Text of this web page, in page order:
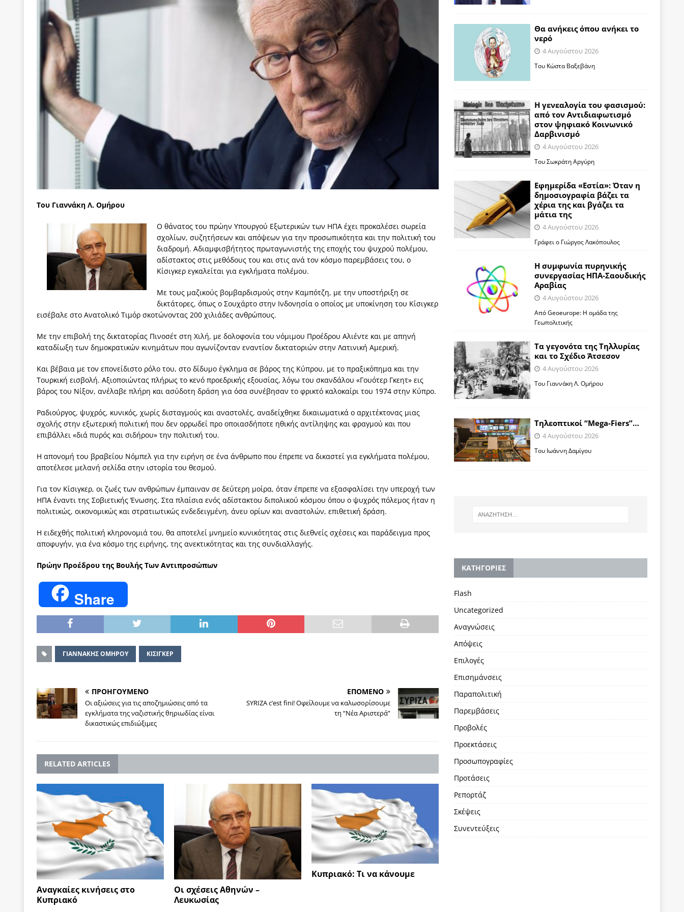
[ 22 Μαΐου 2020 ] Μακάριος Λαζαρίδης: Έργο!
ΠΡΟΣΩΠΟΓΡΑΦΙΕΣ
Κυριάκος Μητσοτάκης: Αναλγησίες
ΠΡΟΒΟΛΕΣ
ΑΝΑΓΝΩΣΕΙΣ
Η γενεαλογία του φασισμού: από τον Αντιδιαφωτισμό στον ψηφιακό Κοινωνικό Δαρβινισμό
[ 4 Αυγούστου 2026 ]
Εφημερίδα «Εστία»: Όταν η δημοσιογραφία βάζει τα χέρια της και βγάζει τα μάτια της
[ 4 Αυγούστου 2026 ]
Η συμφωνία πυρηνικής συνεργασίας ΗΠΑ-Σαουδικής Αραβίας
ΑΠΟΨΕΙΣ
[ 4 Αυγούστου 2026 ]
Τα γεγονότα της Τηλλυρίας και το Σχέδιο Άτσεσον
ΑΠΟΨΕΙΣ
[ 4 Αυγούστου 2026 ]
Tηλεοπτικοί “Mega-Fiers”…
ΑΠΟΨΕΙΣ
[ 4 Αυγούστου 2026 ]
Κώστας Τσουκαλάς: Αντιπολίτευση
[ 4 Αυγούστου 2026 ]
Ο Ιωάννης Μεταξάς και η 4η Αυγούστου: Πώς ένας αποτυχημένος κοινοβουλευτικός έγινε
δικτάτορας
ΕΠΙΛΟΓΕΣ
[ 3 Αυγούστου 2026 ]
ΠΑΣΟΚ ή ΕΛ.ΑΣ.; Γιατί η μάχη της δεύτερης θέσης είναι (πολύ) ανοιχτή ακόμη. Προς αναμέτρηση
των δύο κομμάτων και όχι Ανδρουλάκη -Τσίπρα.
ΑΠΟΨΕΙΣ
[ 3 Αυγούστου 2026 ]
Η τραγωδία της δημοκρατικής παράταξης: Ο λαός θέλει, αλλά τα κόμματα της αντιπολίτευσης δεν
μπορούν να φέρουν την αλλαγή
ΠΡΟΕΚΤΑΣΕΙΣ
Γιατί λιγοστεύουν «τα χρόνια της αθωότητας;» Το «αίνιγμα»και η «λύση» του μέσα από τον
[ 3 Αυγούστου 2026 ] Το Νομικό DNA του Υπερταμείου και οι Ρήτρες του ESM
ΑΠΟΨΕΙΣ
Του Γιαννάκη Λ. Ομήρου
Ο θάνατος του πρώην Υπουργού Εξωτερικών των ΗΠΑ έχει προκαλέσει σωρεία
σχολίων, συζητήσεων και απόψεων για την προσωπικότητα και την πολιτική του
διαδρομή. Αδιαμφισβήτητος πρωταγωνιστής της εποχής του ψυχρού πολέμου,
αδίστακτος στις μεθόδους του και στις ανά τον κόσμο παρεμβάσεις του, ο
Κίσιγκερ εγκαλείται για εγκλήματα πολέμου.
Με τους μαζικούς βομβαρδισμούς στην Καμπότζη, με την υποστήριξη σε
δικτάτορες, όπως ο Σουχάρτο στην Ινδονησία ο οποίος με υποκίνηση του Κίσιγκερ
εισέβαλε στο Ανατολικό Τιμόρ σκοτώνοντας 200 χιλιάδες ανθρώπους.
Με την επιβολή της δικτατορίας Πινοσέτ στη Χιλή, με δολοφονία του νόμιμου Προέδρου Αλιέντε και με απηνή
καταδίωξη των δημοκρατικών κινημάτων που αγωνίζονταν εναντίον δικτατοριών στην Λατινική Αμερική.
Και βέβαια με τον επονείδιστο ρόλο του, στο δίδυμο έγκλημα σε βάρος της Κύπρου, με το πραξικόπημα και την
Τουρκική εισβολή. Αξιοποιώντας πλήρως το κενό προεδρικής εξουσίας, λόγω του σκανδάλου «Γουότερ Γκεητ» εις
βάρος του Νίξον, ανέλαβε πλήρη και ασύδοτη δράση για όσα συνέβησαν το φρικτό καλοκαίρι του 1974 στην Κύπρο.
Ραδιούργος, ψυχρός, κυνικός, χωρίς δισταγμούς και αναστολές, αναδείχθηκε δικαιωματικά ο αρχιτέκτονας μιας
σχολής στην εξωτερική πολιτική που δεν ορρωδεί προ οποιασδήποτε ηθικής αντίληψης και φραγμού και που
επιβάλλει «διά πυρός και σιδήρου» την πολιτική του.
Η απονομή του βραβείου Νόμπελ για την ειρήνη σε ένα άνθρωπο που έπρεπε να δικαστεί για εγκλήματα πολέμου,
αποτέλεσε μελανή σελίδα στην ιστορία του θεσμού.
Για τον Κίσιγκερ, οι ζωές των ανθρώπων έμπαιναν σε δεύτερη μοίρα, όταν έπρεπε να εξασφαλίσει την υπεροχή των
ΗΠΑ έναντι της Σοβιετικής Ένωσης. Στα πλαίσια ενός αδίστακτου διπολικού κόσμου όπου ο ψυχρός πόλεμος ήταν η
πολιτικώς, οικονομικώς και στρατιωτικώς ενδεδειγμένη, άνευ ορίων και αναστολών, επιθετική δράση.
Η ειδεχθής πολιτική κληρονομιά του, θα αποτελεί μνημείο κυνικότητας στις διεθνείς σχέσεις και παράδειγμα προς
αποφυγήν, για ένα κόσμο της ειρήνης, της ανεκτικότητας και της συνδιαλλαγής.
Πρώην Προέδρου της Βουλής Των Αντιπροσώπων
Share
ΓΙΑΝΝΑΚΗΣ ΟΜΗΡΟΥ ΚΙΣΙΓΚΕΡ
ΠΡΟΗΓΟΥΜΕΝΟ
Οι αξιώσεις για τις αποζημιώσεις από τα
εγκλήματα της ναζιστικής θηριωδίας είναι
δικαστικώς επιδιώξιμες
ΕΠΟΜΕΝΟ
SYRIZA c’est fini! Οφείλουμε να καλωσορίσουμε
τη “Νέα Αριστερά”
RELATED ARTICLES
Αναγκαίες κινήσεις στο
Κυπριακό
Οι σχέσεις Αθηνών –
Λευκωσίας
Κυπριακό: Τι να κάνουμε
Θα ανήκεις όπου ανήκει το
νερό
4 Αυγούστου 2026
Του Κώστα Βαξεβάνη
Η γενεαλογία του φασισμού:
από τον Αντιδιαφωτισμό
στον ψηφιακό Κοινωνικό
Δαρβινισμό
4 Αυγούστου 2026
Του Σωκράτη Αργύρη
Εφημερίδα «Εστία»: Όταν η
δημοσιογραφία βάζει τα
χέρια της και βγάζει τα
μάτια της
4 Αυγούστου 2026
Γράφει ο Γιώργος Λακόπουλος
Η συμφωνία πυρηνικής
συνεργασίας ΗΠΑ-Σαουδικής
Αραβίας
4 Αυγούστου 2026
Από Geoeurope: H ομάδα της
Γεωπολιτικής
Τα γεγονότα της Τηλλυρίας
και το Σχέδιο Άτσεσον
4 Αυγούστου 2026
Toυ Γιαννάκη Λ. Ομήρου
Tηλεοπτικοί “Mega-Fiers”…
4 Αυγούστου 2026
Toυ Ιωάννη Δαμίγου
KΑΤΗΓΟΡΙΕΣ
Flash
Uncategorized
Αναγνώσεις
Απόψεις
Επιλογές
Επισημάνσεις
Παραπολιτική
Παρεμβάσεις
Προβολές
Προεκτάσεις
Προσωπογραφίες
Προτάσεις
Ρεπορτάζ
Σκέψεις
Συνεντεύξεις